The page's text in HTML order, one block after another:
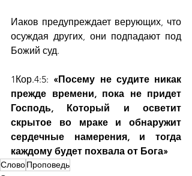
Иаков предупреждает верующих, что
осуждая других, они подпадают под
Божий суд.
1Кор.4:5: «Посему не судите никак
прежде времени, пока не придет
Господь, Который и осветит
скрытое во мраке и обнаружит
сердечные намерения, и тогда
каждому будет похвала от Бога»
СловоПроповедь